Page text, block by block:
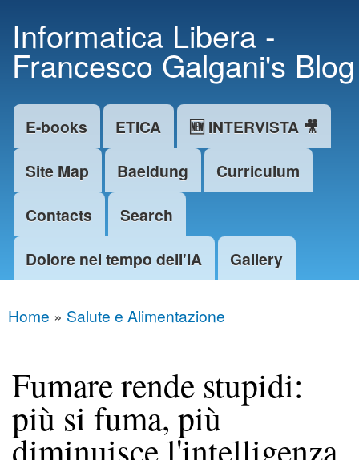
main
content
Informatica Libera -
Francesco Galgani's Blog
Main menu
E-books ETICA
🆕 INTERVISTA 🎥
Site Map
Baeldung
Curriculum
Contacts
Search
Dolore nel tempo dell'IA
Gallery
You are here
Home » Salute e Alimentazione
Fumare rende stupidi:
più si fuma, più
diminuisce l'intelligenza